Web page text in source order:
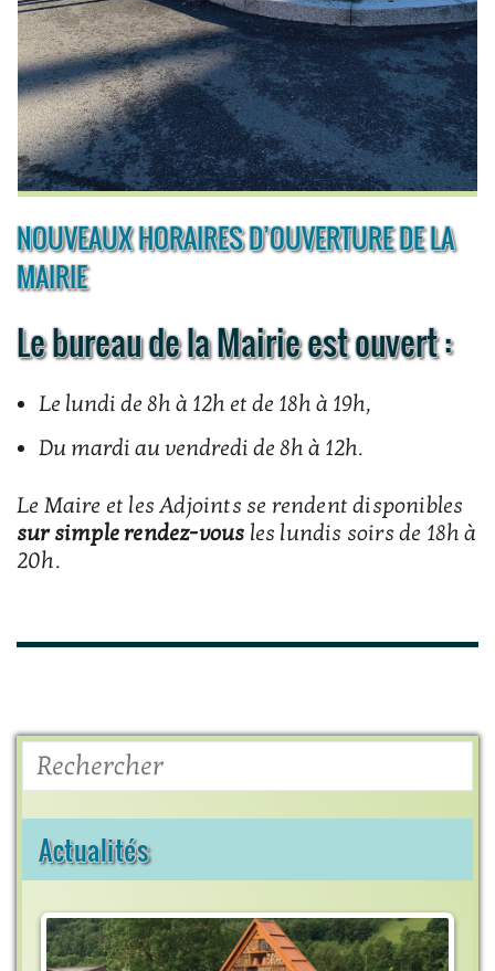
NOUVEAUX HORAIRES D’OUVERTURE DE LA
MAIRIE
Le bureau de la Mairie est ouvert :
Le lundi de 8h à 12h et de 18h à 19h,
Du mardi au vendredi de 8h à 12h.
Le Maire et les Adjoints se rendent disponibles
sur simple rendez-vous les lundis soirs de 18h à
20h.
Rechercher
Actualités